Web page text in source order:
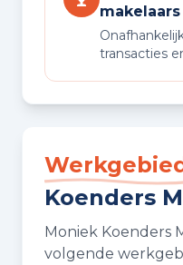
transacties
Koenders
Moniek Koenders
volgende